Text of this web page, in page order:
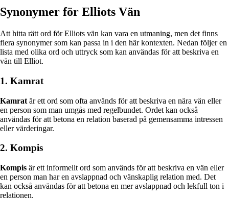
Synonymer för Elliots Vän
Att hitta rätt ord för Elliots vän kan vara en utmaning, men det finns
flera synonymer som kan passa in i den här kontexten. Nedan följer en
lista med olika ord och uttryck som kan användas för att beskriva en
vän till Elliot.
1. Kamrat
Kamrat är ett ord som ofta används för att beskriva en nära vän eller
en person som man umgås med regelbundet. Ordet kan också
användas för att betona en relation baserad på gemensamma intressen
eller värderingar.
2. Kompis
Kompis är ett informellt ord som används för att beskriva en vän eller
en person man har en avslappnad och vänskaplig relation med. Det
kan också användas för att betona en mer avslappnad och lekfull ton i
relationen.